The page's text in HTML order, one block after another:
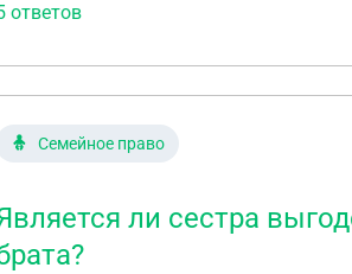
ответов
Семейное право
ли сестра